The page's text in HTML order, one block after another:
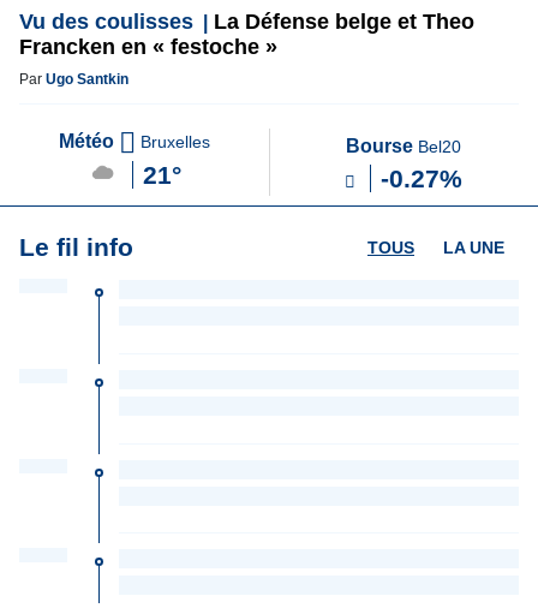
Vu des coulisses
La Défense belge et Theo
Francken en « festoche »
Par Ugo Santkin
Météo Bruxelles
21°
Bourse Bel20
-0.27%
Le fil info LA UNE
TOUS